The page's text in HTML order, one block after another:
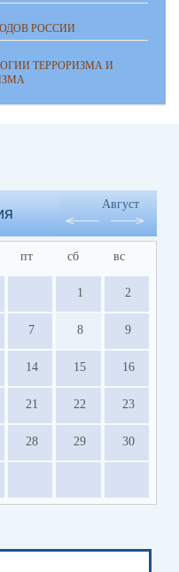
РОССИИ
ТЕРРОРИЗМА И
Август
пт сб вс
1 2
7 8 9
14 15 16
21 22 23
28 29 30